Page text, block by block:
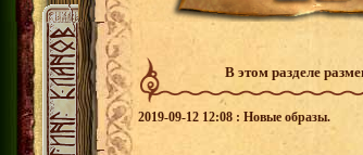
В этом разделе
2019-09-12 12:08 : Новые образы.